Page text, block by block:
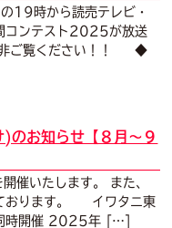
19時から読売テレビ・
コンテスト2025が放送
非ご覧ください！！ ◆
お知らせ【８月～９
催いたします。 また、
おります。 イワタニ東
同時開催 2025年 […]